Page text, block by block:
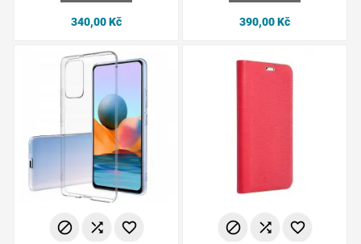
340,00 Kč 390,00 Kč
     